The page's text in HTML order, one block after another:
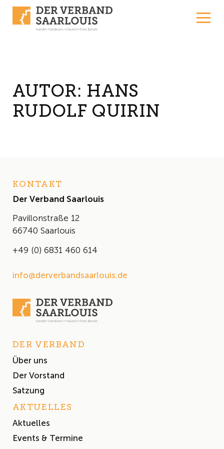
AUTOR: HANS
RUDOLF QUIRIN
KONTAKT
Der Verband Saarlouis
Pavillonstraße 12
66740 Saarlouis
+49 (0) 6831 460 614
info@derverbandsaarlouis.de
DER VERBAND
Über uns
Der Vorstand
Satzung
AKTUELLES
Aktuelles
Events & Termine